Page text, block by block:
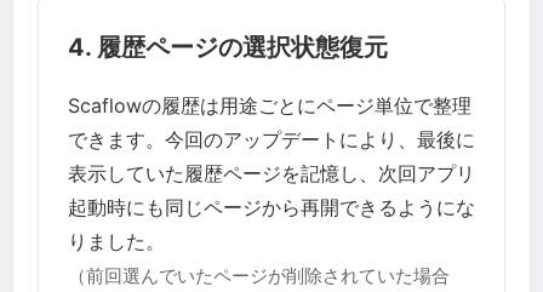
4. 履歴ページの選択状態復元
Scaflowの履歴は用途ごとにページ単位で整理
できます。今回のアップデートにより、最後に
表示していた履歴ページを記憶し、次回アプリ
起動時にも同じページから再開できるようにな
りました。
（前回選んでいたページが削除されていた場合